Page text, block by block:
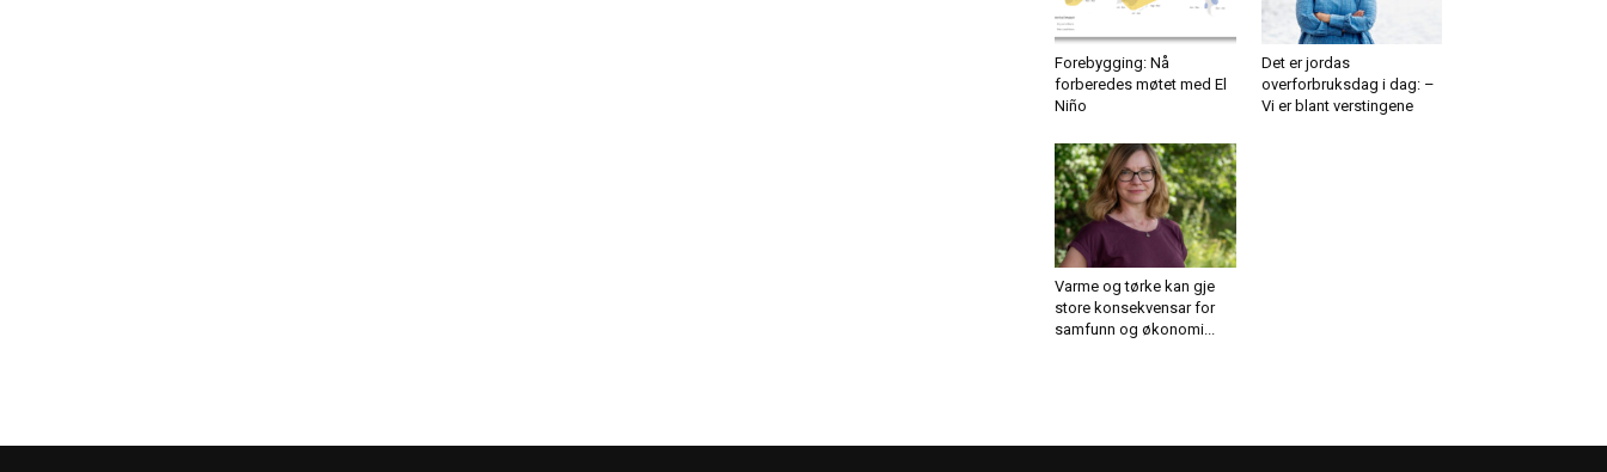
Forebygging: Nå
forberedes møtet med El
Niño
Det er jordas
overforbruksdag i dag: –
Vi er blant verstingene
Varme og tørke kan gje
store konsekvensar for
samfunn og økonomi...